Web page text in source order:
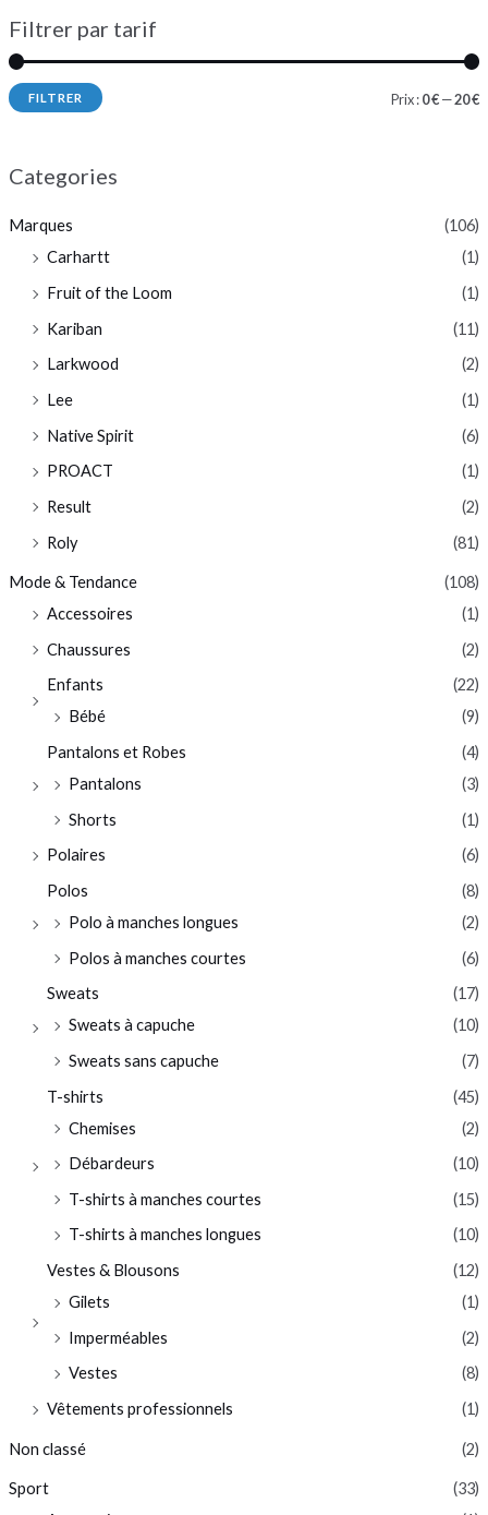
Filtrer par tarif
FILTRER Prix :0 €—20 €
Categories
Marques
(106)
Carhartt
(1)
Fruit of the Loom
(1)
Kariban
(11)
Larkwood
(2)
Lee
(1)
Native Spirit
(6)
PROACT
(1)
Result
(2)
Roly
(81)
Mode & Tendance
(108)
Accessoires
(1)
Chaussures
(2)
Enfants
(22)
Bébé
(9)
Pantalons et Robes
(4)
Pantalons
(3)
Shorts
(1)
Polaires
(6)
Polos
(8)
Polo à manches longues
(2)
Polos à manches courtes
(6)
Sweats
(17)
Sweats à capuche
(10)
Sweats sans capuche
(7)
T-shirts
(45)
Chemises
(2)
Débardeurs
(10)
T-shirts à manches courtes
(15)
T-shirts à manches longues
(10)
Vestes & Blousons
(12)
Gilets
(1)
Imperméables
(2)
Vestes
(8)
Vêtements professionnels
(1)
Non classé (2)
Sport
(33)